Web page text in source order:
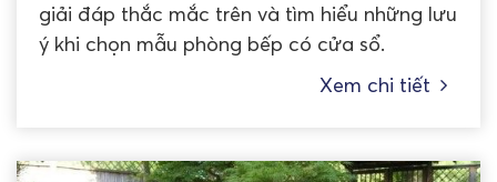
giải đáp thắc mắc trên và tìm hiểu những lưu
ý khi chọn mẫu phòng bếp có cửa sổ.
Xem chi tiết